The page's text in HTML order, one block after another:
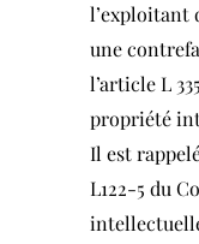
l’exploitant
une
l’article L
propriété
Il est
L122-5 du